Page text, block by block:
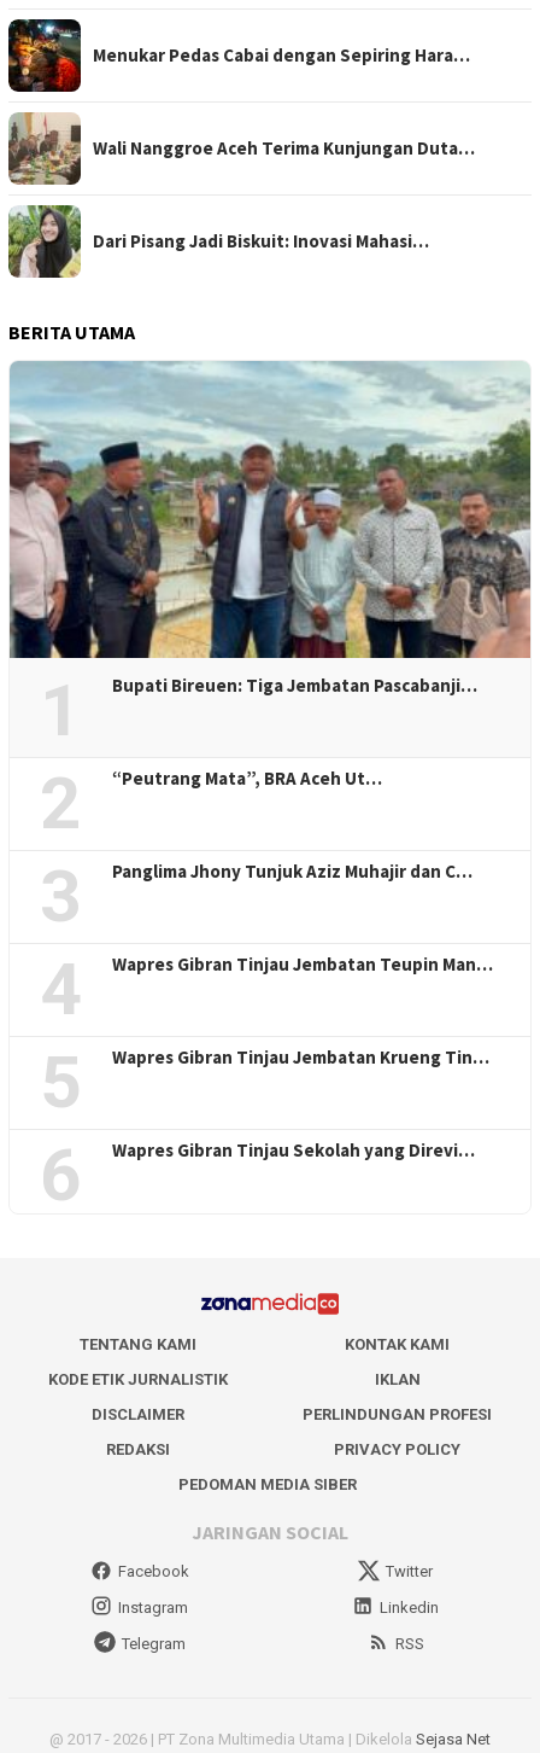
Menukar Pedas Cabai dengan Sepiring Hara…
Wali Nanggroe Aceh Terima Kunjungan Duta…
Dari Pisang Jadi Biskuit: Inovasi Mahasi…
BERITA UTAMA
1 Bupati Bireuen: Tiga Jembatan Pascabanji…
2 “Peutrang Mata”, BRA Aceh Ut…
3 Panglima Jhony Tunjuk Aziz Muhajir dan C…
4 Wapres Gibran Tinjau Jembatan Teupin Man…
5 Wapres Gibran Tinjau Jembatan Krueng Tin…
6 Wapres Gibran Tinjau Sekolah yang Direvi…
TENTANG KAMI
KONTAK KAMI
KODE ETIK JURNALISTIK
IKLAN
DISCLAIMER
PERLINDUNGAN PROFESI
REDAKSI
PRIVACY POLICY
PEDOMAN MEDIA SIBER
JARINGAN SOCIAL
Facebook
Twitter
Instagram
Linkedin
Telegram
RSS
@ 2017 - 2026 | PT Zona Multimedia Utama | Dikelola Sejasa Net